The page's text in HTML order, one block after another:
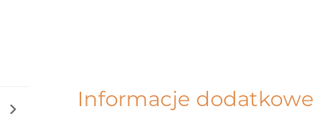
Informacje dodatkowe